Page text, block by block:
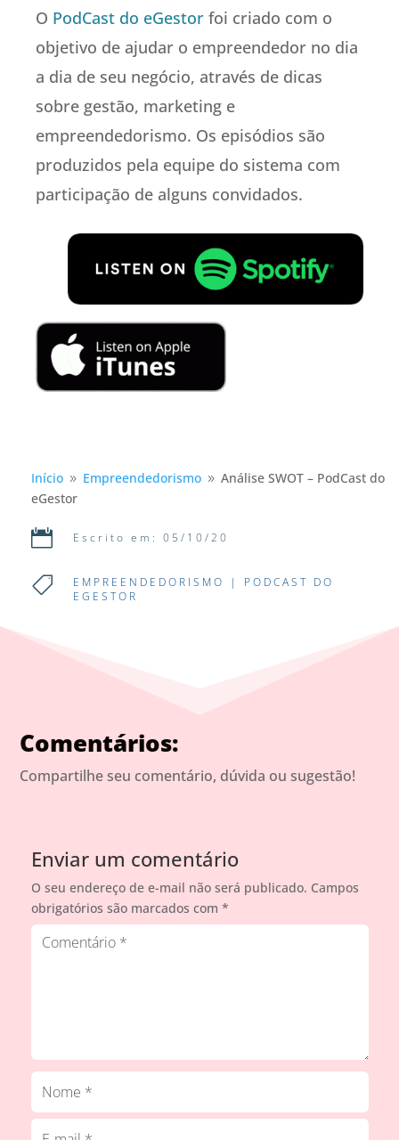
O PodCast do eGestor foi criado com o
objetivo de ajudar o empreendedor no dia
a dia de seu negócio, através de dicas
sobre gestão, marketing e
empreendedorismo. Os episódios são
produzidos pela equipe do sistema com
participação de alguns convidados.
Início 9 Empreendedorismo 9 Análise SWOT – PodCast do
eGestor
 Escrito em: 05/10/20
 EMPREENDEDORISMO | PODCAST DO
EGESTOR
Comentários:
Compartilhe seu comentário, dúvida ou sugestão!
Enviar um comentário
O seu endereço de e-mail não será publicado. Campos
obrigatórios são marcados com *